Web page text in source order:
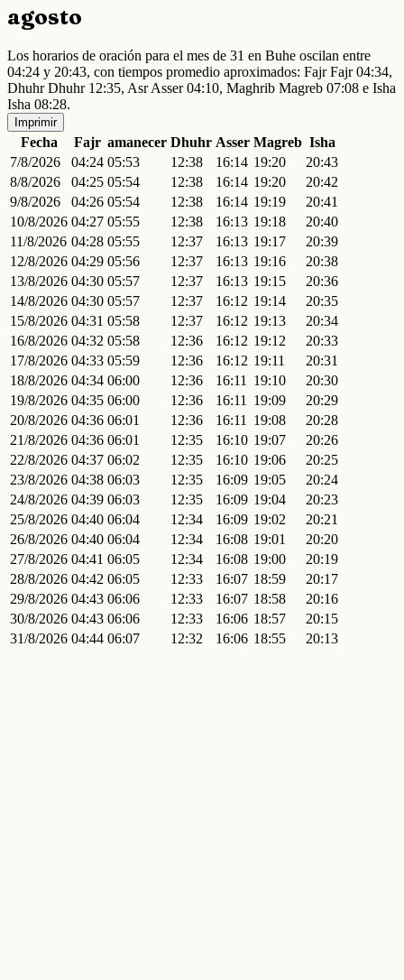
agosto
Los horarios de oración para el mes de 31 en Buhe oscilan entre
04:24 y 20:43, con tiempos promedio aproximados: Fajr Fajr 04:34,
Dhuhr Dhuhr 12:35, Asr Asser 04:10, Maghrib Magreb 07:08 e Isha
Isha 08:28.
Imprimir
Fecha Fajr amanecer Dhuhr Asser Magreb Isha
7/8/2026
04:24 05:53 12:38 16:14 19:20
20:43
8/8/2026
04:25 05:54 12:38 16:14 19:20
20:42
9/8/2026
04:26 05:54 12:38 16:14 19:19
20:41
10/8/2026 04:27 05:55 12:38 16:13 19:18
20:40
11/8/2026 04:28 05:55 12:37 16:13 19:17
20:39
12/8/2026 04:29 05:56 12:37 16:13 19:16
20:38
13/8/2026 04:30 05:57 12:37 16:13 19:15
20:36
14/8/2026 04:30 05:57 12:37 16:12 19:14
20:35
15/8/2026 04:31 05:58 12:37 16:12 19:13
20:34
16/8/2026 04:32 05:58 12:36 16:12 19:12
20:33
17/8/2026 04:33 05:59 12:36 16:12 19:11
20:31
18/8/2026 04:34 06:00 12:36 16:11 19:10
20:30
19/8/2026 04:35 06:00 12:36 16:11 19:09
20:29
20/8/2026 04:36 06:01 12:36 16:11 19:08
20:28
21/8/2026 04:36 06:01 12:35 16:10 19:07
20:26
22/8/2026 04:37 06:02 12:35 16:10 19:06
20:25
23/8/2026 04:38 06:03 12:35 16:09 19:05
20:24
24/8/2026 04:39 06:03 12:35 16:09 19:04
20:23
25/8/2026 04:40 06:04 12:34 16:09 19:02
20:21
26/8/2026 04:40 06:04 12:34 16:08 19:01
20:20
27/8/2026 04:41 06:05 12:34 16:08 19:00
20:19
28/8/2026 04:42 06:05 12:33 16:07 18:59
20:17
29/8/2026 04:43 06:06 12:33 16:07 18:58
20:16
30/8/2026 04:43 06:06 12:33 16:06 18:57
20:15
31/8/2026 04:44 06:07 12:32 16:06 18:55 20:13